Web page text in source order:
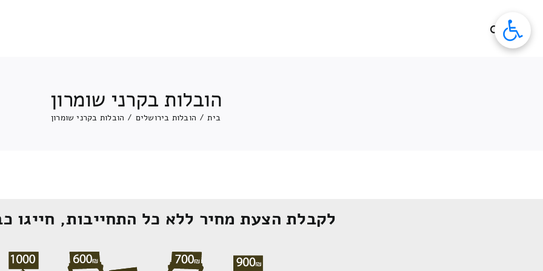
הובלות בקרני שומרון
בית / הובלות בירושלים / הובלות בקרני שומרון
לקבלת הצעת מחיר ללא כל התחייבות, חייגו